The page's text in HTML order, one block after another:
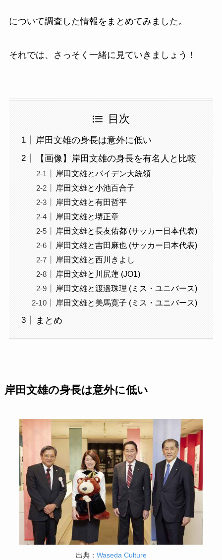
について調査した情報をまとめてみました。
それでは、さっそく一緒に見ていきましょう！
目次
岸田文雄の身長は意外に低い
【画像】岸田文雄の身長を有名人と比較
岸田文雄とバイデン大統領
岸田文雄と小池百合子
岸田文雄と有田哲平
岸田文雄と堺正章
岸田文雄と長友佑都 (サッカー日本代表)
岸田文雄と吉田麻也 (サッカー日本代表)
岸田文雄と西川きよし
岸田文雄と川尻蓮 (JO1)
岸田文雄と渡邉珠理 (ミス・ユニバース)
岸田文雄と美馬寛子 (ミス・ユニバース)
まとめ
岸田文雄の身長は意外に低い
出典： Waseda Culture